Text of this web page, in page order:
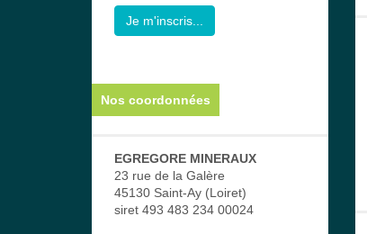
Je m'inscris...
Nos coordonnées
EGREGORE MINERAUX
23 rue de la Galère
45130 Saint-Ay (Loiret)
siret 493 483 234 00024